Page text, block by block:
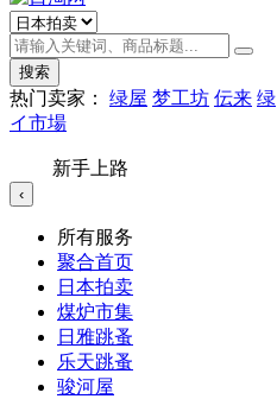
搜索
热门卖家： 绿屋 梦工坊 伝来 绿
イ市場
新手上路
‹
所有服务
聚合首页
日本拍卖
煤炉市集
日雅跳蚤
乐天跳蚤
骏河屋